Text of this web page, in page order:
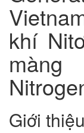
khí
màng
Giới thiệu